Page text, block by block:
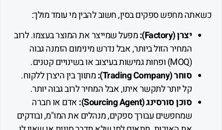
מחפש ספקים בסין, חשוב להבין מי עומד מולך:
יצרן (Factory):
מפעל שמייצר את המוצר בעצמו. לרוב
המחיר הזול ביותר, אבל נדרש מינימום הזמנה גבוה
סוחר (Trading Company):
מתווך בין היצרן ללקוח.
קל יותר לתקשר איתו, אבל המחיר לרוב גבוה יותר.
סוכן סורסינג (Sourcing Agent):
אדם או חברה
שמחפשים עבורך ספקים, מנהלים את המו"מ, ובודקים